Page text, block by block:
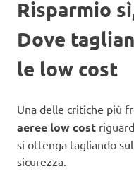
Risparmio
Dove
le low cost
Una delle critiche più
aeree low cost
si ottenga tagliando
sicurezza.